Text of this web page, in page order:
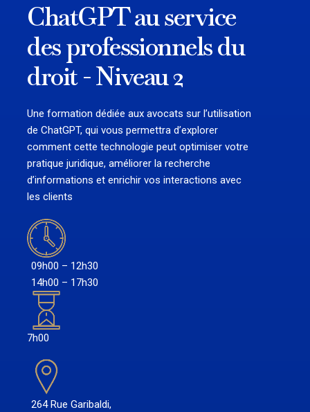
ChatGPT au service
des professionnels du
droit - Niveau 2
Une formation dédiée aux avocats sur l’utilisation
de ChatGPT, qui vous permettra d’explorer
comment cette technologie peut optimiser votre
pratique juridique, améliorer la recherche
d’informations et enrichir vos interactions avec
les clients
09h00 – 12h30
14h00 – 17h30
7h00
264 Rue Garibaldi,